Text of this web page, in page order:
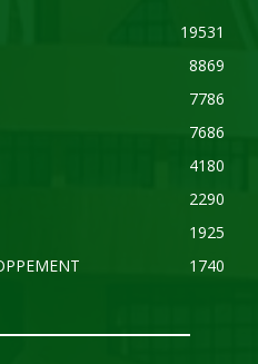
19531
8869
7786
7686
4180
2290
1925
1740